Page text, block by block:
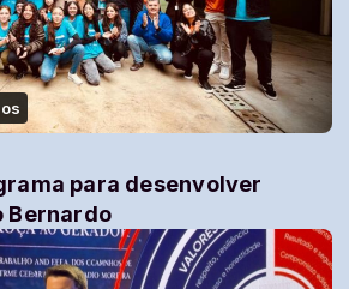
para desenvolver
Bernardo